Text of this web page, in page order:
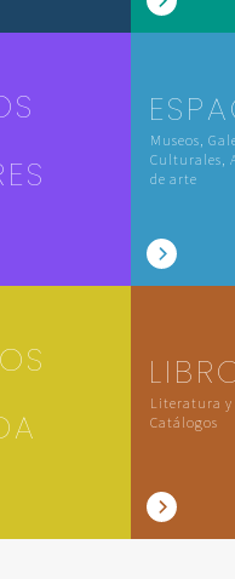
Museos,
Culturales,
de arte
Literatura y
Catálogos